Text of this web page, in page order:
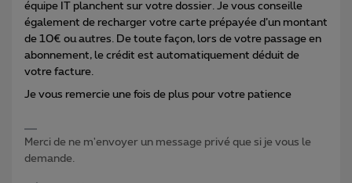
équipe IT planchent sur votre dossier. Je vous conseille
également de recharger votre carte prépayée d’un montant
de 10€ ou autres. De toute façon, lors de votre passage en
abonnement, le crédit est automatiquement déduit de
votre facture.
Je vous remercie une fois de plus pour votre patience
Merci de ne m'envoyer un message privé que si je vous le
demande.